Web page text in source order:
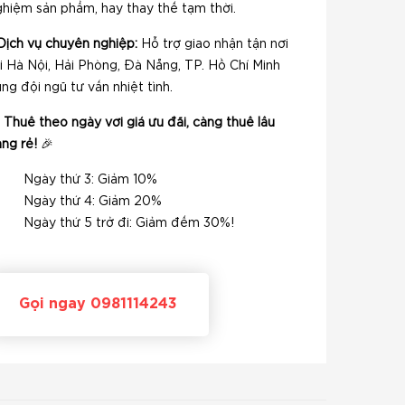
sản phẩm, hay thay thế tạm thời.
Dịch vụ chuyên nghiệp: Hỗ trợ giao nhận tận nơi
Hà Nội, Hải Phòng, Đà Nẵng, TP. Hồ Chí Minh
đội ngũ tư vấn nhiệt tình.
Thuê theo ngày với giá ưu đãi, càng thuê lâu
rẻ! 🎉
Ngày thứ 3: Giảm 10%
Ngày thứ 4: Giảm 20%
Ngày thứ 5 trở đi: Giảm đếm 30%!
Gọi ngay 0981114243